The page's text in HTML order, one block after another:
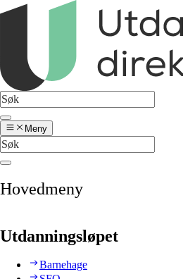
Meny
Hovedmeny
Utdanningsløpet
Barnehage